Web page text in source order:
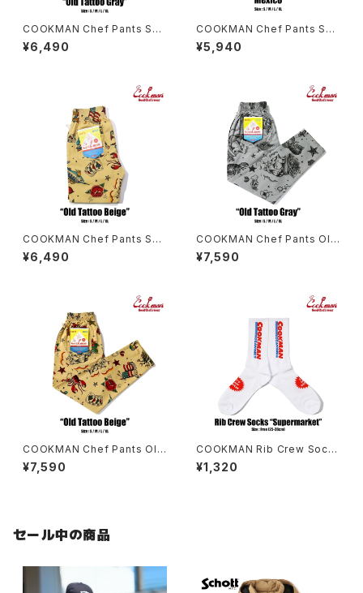
COOKMAN Chef Pants Sho
rt Old Tattoo Gray
¥6,490
COOKMAN Chef Pants Sho
rt Mexico
¥5,940
COOKMAN Chef Pants Sho
rt Old Tattoo Beige
¥6,490
COOKMAN Chef Pants Old
Tattoo GRAY
¥7,590
COOKMAN Chef Pants Old
Tattoo BEIGE
¥7,590
COOKMAN Rib Crew Sock
s
¥1,320
セール中の商品